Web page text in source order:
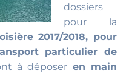
dossiers
pour la
2017/2018, pour
particulier de
à déposer en main